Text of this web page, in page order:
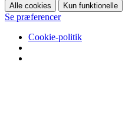
Alle cookies Kun funktionelle
Se præferencer
Cookie-politik